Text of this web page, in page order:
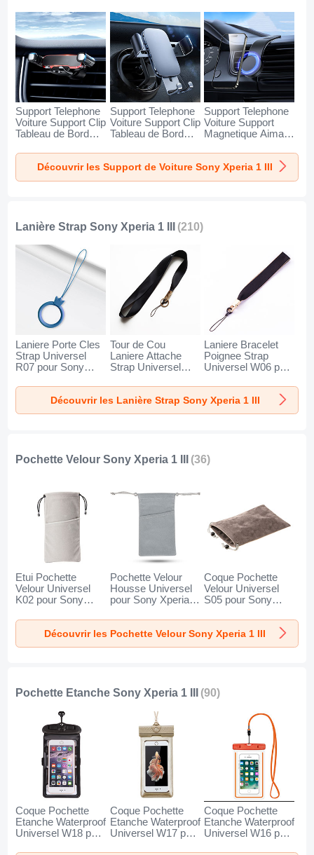
Support Telephone
Voiture Support Clip
Tableau de Bord
Sony Xperia 1 III
Support Telephone
Voiture Support Clip
Tableau de Bord
Sony Xperia 1 III
Noir
Support Telephone
Voiture Support
Magnetique Aimant
Universel BS1 pour
Sony Xperia 1 III
Noir
Découvrir les Support de Voiture Sony Xperia 1 III
Lanière Strap Sony Xperia 1 III (210)
Laniere Porte Cles
Strap Universel
R07 pour Sony
Tour de Cou
Laniere Attache
Strap Universel
Xperia 1 III Noir
Laniere Bracelet
Poignee Strap
Universel W06 pour
Noir
Découvrir les Lanière Strap Sony Xperia 1 III
Pochette Velour Sony Xperia 1 III (36)
Etui Pochette
Velour Universel
K02 pour Sony
Pochette Velour
Housse Universel
pour Sony Xperia 1
Coque Pochette
Velour Universel
S05 pour Sony
Découvrir les Pochette Velour Sony Xperia 1 III
Pochette Etanche Sony Xperia 1 III (90)
Coque Pochette
Etanche Waterproof
Universel W18 pour
Coque Pochette
Etanche Waterproof
Universel W17 pour
Coque Pochette
Etanche Waterproof
Universel W16 pour